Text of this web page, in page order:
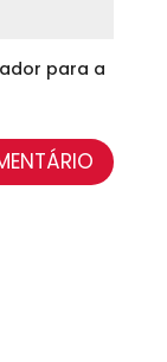
para a